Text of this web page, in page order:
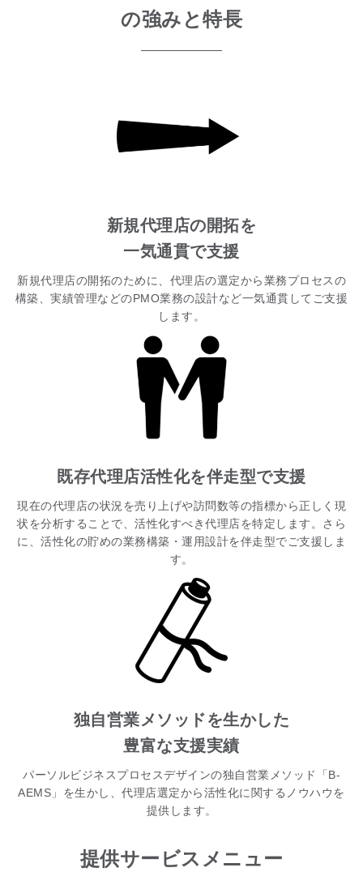
の強みと特長
新規代理店の開拓を
一気通貫で支援
新規代理店の開拓のために、代理店の選定から業務プロセスの
構築、実績管理などのPMO業務の設計など一気通貫してご支援
します。
既存代理店活性化を伴走型で支援
現在の代理店の状況を売り上げや訪問数等の指標から正しく現
状を分析することで、活性化すべき代理店を特定します。さら
に、活性化の貯めの業務構築・運用設計を伴走型でご支援しま
す。
独自営業メソッドを生かした
豊富な支援実績
パーソルビジネスプロセスデザインの独自営業メソッド「B-
AEMS」を生かし、代理店選定から活性化に関するノウハウを
提供します。
提供サービスメニュー